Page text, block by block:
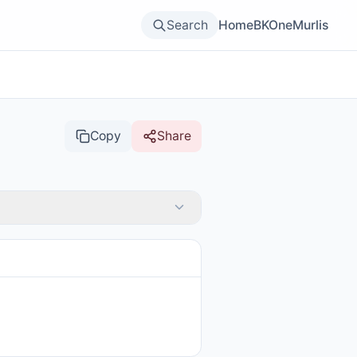
Search HomeBKOneMurlis
Copy Share